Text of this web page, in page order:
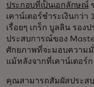
ประกอบที่เป็นเอกลักษณ์
เคาน์เตอร์ชำระเงินกว่
เรื่อยๆ เกร็ก บูลลิน รอง
ประสบการณ์ของ
ศักยภาพที่จะมอบความ
แม้หลังจากที่เคาน์เตอร์
คุณสามารถสัมผัสประส